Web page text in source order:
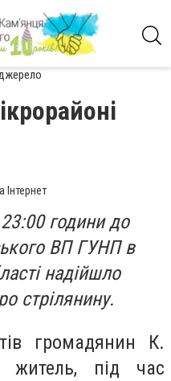
години до
ВП ГУНП в
надійшло
стрілянину.
громадянин К.
житель, під час